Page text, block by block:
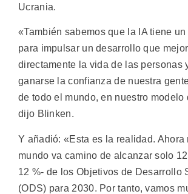
Ucrania.
«También sabemos que la IA tiene
para impulsar un desarrollo que
directamente la vida de las personas
ganarse la confianza de nuestra
de todo el mundo, en nuestro modelo
dijo Blinken.
Y añadió: «Esta es la realidad. Ahora
mundo va camino de alcanzar solo
12 %- de los Objetivos de Desarrollo
(ODS) para 2030. Por tanto, vamos